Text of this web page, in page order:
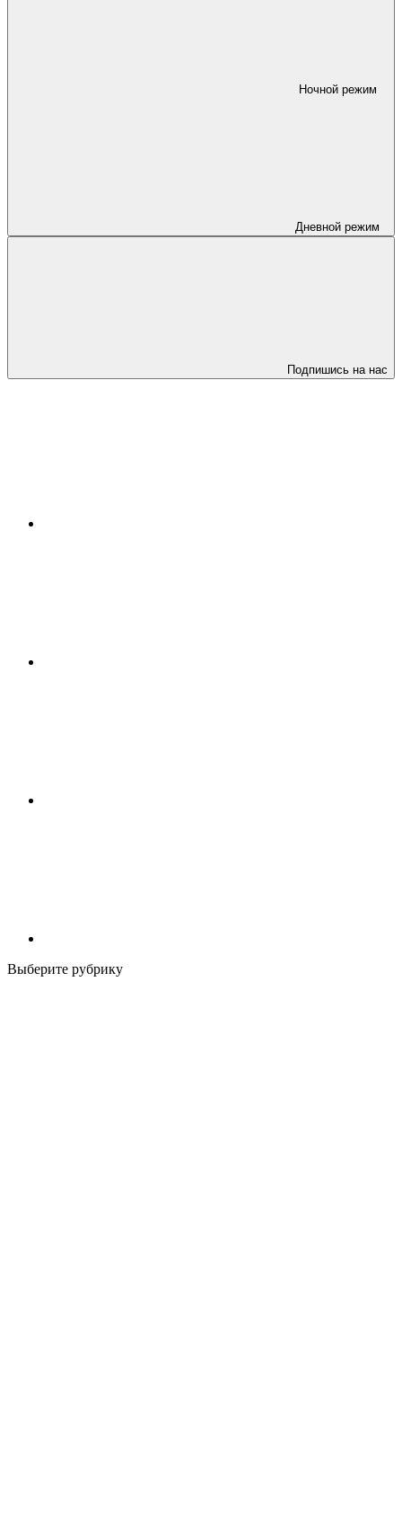
Ночной режим
Дневной режим
Подпишись на нас
Выберите рубрику